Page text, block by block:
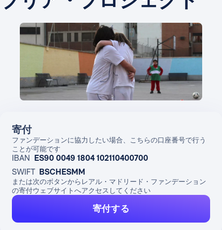
寄付
ファンデーションに協力したい場合、こちらの口座番号で行う
ことが可能です
IBAN ES90 0049 1804 102110400700
SWIFT BSCHESMM
または次のボタンからレアル・マドリード・ファンデーション
の寄付ウェブサイトへアクセスしてください
寄付する